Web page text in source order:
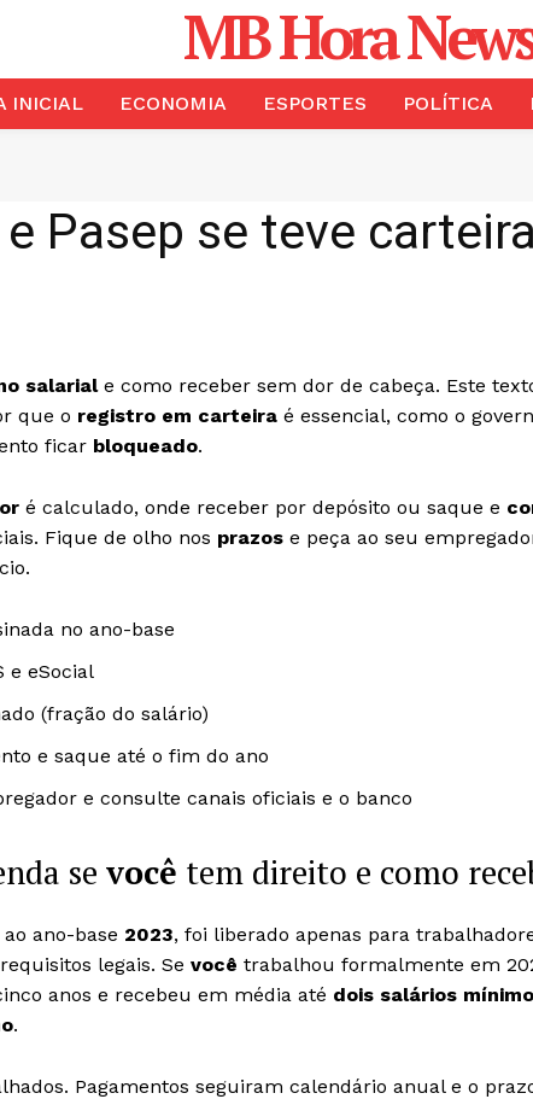
MB Hora
INICIAL ECONOMIA ESPORTES POLÍTICA
Pasep se teve
salariale como receber sem dor de cabeça. Este
que o registro em carteira é essencial, como o
ficar bloqueado.
é calculado, onde receber por depósito ou saque e
Fique de olho nos prazos e peça ao seu
no ano-base
e eSocial
(fração do salário)
e saque até o fim do ano
e consulte canais oficiais e o banco
se você tem direito e como
ano-base 2023, foi liberado apenas para
legais. Se você trabalhou formalmente em
anos e recebeu em média até dois salários
.
Pagamentos seguiram calendário anual e o